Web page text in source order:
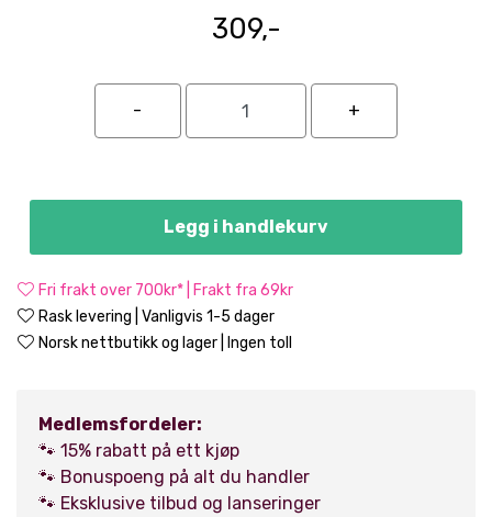
309,-
Legg i handlekurv
Fri frakt over 700kr* | Frakt fra 69kr
Rask levering | Vanligvis 1-5 dager
Norsk nettbutikk og lager | Ingen toll
Medlemsfordeler:
🐾 15% rabatt på ett kjøp
🐾 Bonuspoeng på alt du handler
🐾 Eksklusive tilbud og lanseringer